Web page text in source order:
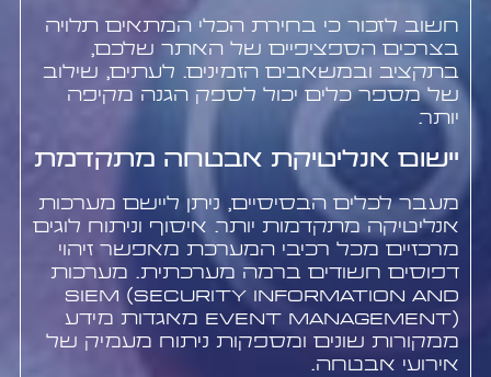
חשוב לזכור כי בחירת הכלי המתאים תלויה
בצרכים הספציפיים של האתר שלכם,
בתקציב ובמשאבים הזמינים. לעתים, שילוב
של מספר כלים יכול לספק הגנה מקיפה
יותר.
יישום אנליטיקת אבטחה מתקדמת
מעבר לכלים הבסיסיים, ניתן ליישם מערכות
אנליטיקה מתקדמות יותר. איסוף וניתוח לוגים
מרכזיים מכל רכיבי המערכת מאפשר זיהוי
דפוסים חשודים ברמה מערכתית. מערכות
SIEM (Security Information and
Event Management) מאגדות מידע
ממקורות שונים ומספקות ניתוח מעמיק של
אירועי אבטחה.